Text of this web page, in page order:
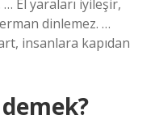
El yaraları iyileşir,
dinlemez. …
insanlara kapıdan